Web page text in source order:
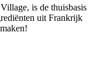
is de thuisbasis
uit Frankrijk